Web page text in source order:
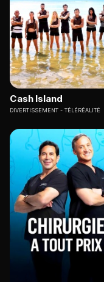
Cash Island
DIVERTISSEMENT TÉLÉRÉALITÉ